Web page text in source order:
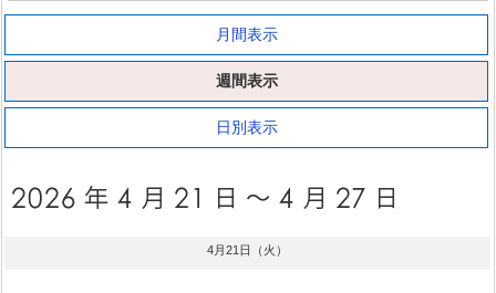
月間表示
週間表示
日別表示
4月21日（火）